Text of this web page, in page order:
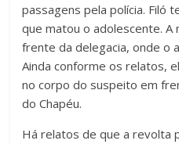
passagens pela polícia. Filó
que matou o adolescente. A
frente da delegacia, onde o
Ainda conforme os relatos,
no corpo do suspeito em
do Chapéu.
Há relatos de que a revolta